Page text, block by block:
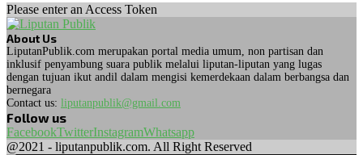
Please enter an Access Token
About Us
LiputanPublik.com merupakan portal media umum, non partisan dan
inklusif penyambung suara publik melalui liputan-liputan yang lugas
dengan tujuan ikut andil dalam mengisi kemerdekaan dalam berbangsa dan
bernegara
Contact us: liputanpublik@gmail.com
Follow us
FacebookTwitterInstagramWhatsapp
@2021 - liputanpublik.com. All Right Reserved